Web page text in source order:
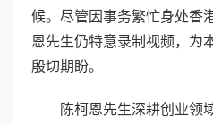
候。尽管因事务繁忙身处香
恩先生仍特意录制视频，为
殷切期盼。
陈柯恩先生深耕创业领